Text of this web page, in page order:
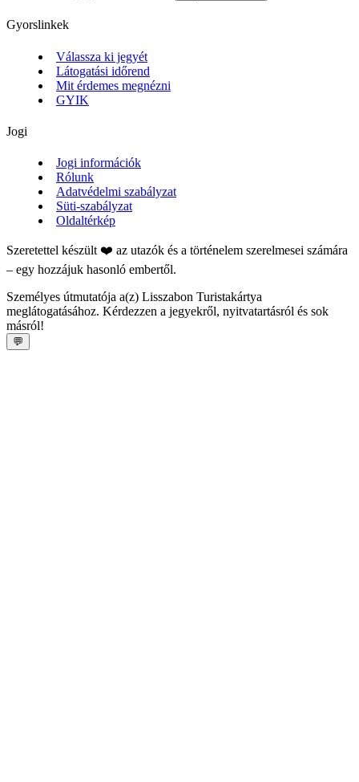
Gyorslinkek
Válassza ki jegyét
Látogatási időrend
Mit érdemes megnézni
GYIK
Jogi
Jogi információk
Rólunk
Adatvédelmi szabályzat
Süti-szabályzat
Oldaltérkép
Szeretettel készült ❤️ az utazók és a történelem szerelmesei számára
– egy hozzájuk hasonló embertől.
Személyes útmutatója a(z) Lisszabon Turistakártya
meglátogatásához. Kérdezzen a jegyekről, nyitvatartásról és sok
másról!
💬